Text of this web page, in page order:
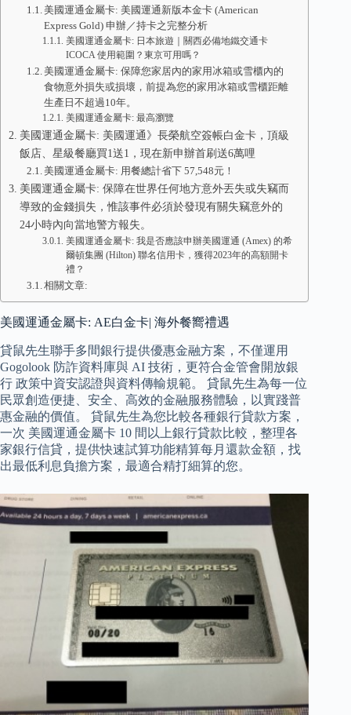
美國運通金屬卡: 美國運通新版本金卡 (American
Express Gold) 申辦／持卡之完整分析
美國運通金屬卡: 日本旅遊｜關西必備地鐵交通卡
ICOCA 使用範圍？東京可用嗎？
美國運通金屬卡: 保障您家居內的家用冰箱或雪櫃內的
食物意外損失或損壞，前提為您的家用冰箱或雪櫃距離
生產日不超過10年。
美國運通金屬卡: 最高瀏覽
美國運通金屬卡: 美國運通》長榮航空簽帳白金卡，頂級
飯店、星級餐廳買1送1，現在新申辦首刷送6萬哩
美國運通金屬卡: 用餐總計省下 57,548元！
美國運通金屬卡: 保障在世界任何地方意外丟失或失竊而
導致的金錢損失，惟該事件必須於發現有關失竊意外的
24小時內向當地警方報失。
美國運通金屬卡: 我是否應該申辦美國運通 (Amex) 的希
爾頓集團 (Hilton) 聯名信用卡，獲得2023年的高額開卡
禮？
相關文章:
美國運通金屬卡: AE白金卡| 海外餐嚮禮遇
貸鼠先生聯手多間銀行提供優惠金融方案，不僅運用
Gogolook 防詐資料庫與 AI 技術，更符合金管會開放銀
行 政策中資安認證與資料傳輸規範。 貸鼠先生為每一位
民眾創造便捷、安全、高效的金融服務體驗，以實踐普
惠金融的價值。 貸鼠先生為您比較各種銀行貸款方案，
一次 美國運通金屬卡 10 間以上銀行貸款比較，整理各
家銀行信貸，提供快速試算功能精算每月還款金額，找
出最低利息負擔方案，最適合精打細算的您。